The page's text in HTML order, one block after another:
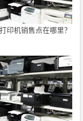
印机销售点在哪里？